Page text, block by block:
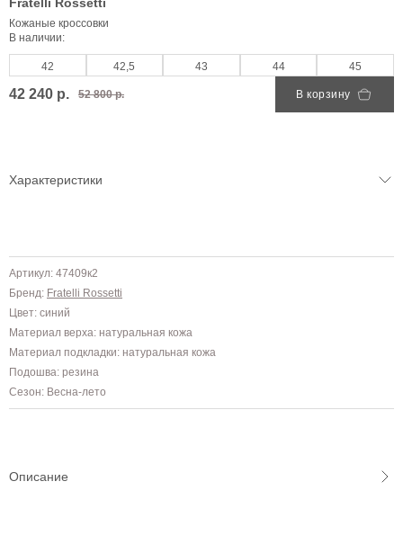
Кожаные кроссовки
В наличии:
42 42,5 43 44 45
42 240 р. 52 800 р. В корзину
Характеристики
Артикул: 47409к2
Бренд: Fratelli Rossetti
Цвет: синий
Материал верха: натуральная кожа
Материал подкладки: натуральная кожа
Подошва: резина
Сезон: Весна-лето
Описание